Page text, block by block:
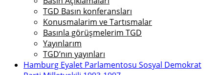
TGD Basın konferansları
Konusmalarim ve Tartısmalar
Basınla görüşmelerim TGD
Yayınlarım
TGD’nın yayınları
Hamburg Eyalet Parlamentosu Sosyal Demokrat